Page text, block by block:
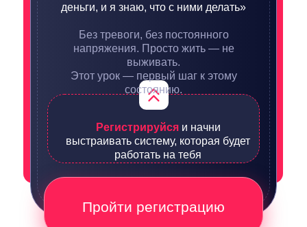
Регистрируйсяи начни
выстраивать систему, которая будет
работать на тебя
деньги, и я знаю, что с ними делать»
Без тревоги, без постоянного
напряжения. Просто жить — не
выживать.
Этот урок — первый шаг к этому
состоянию.
Пройти регистрацию